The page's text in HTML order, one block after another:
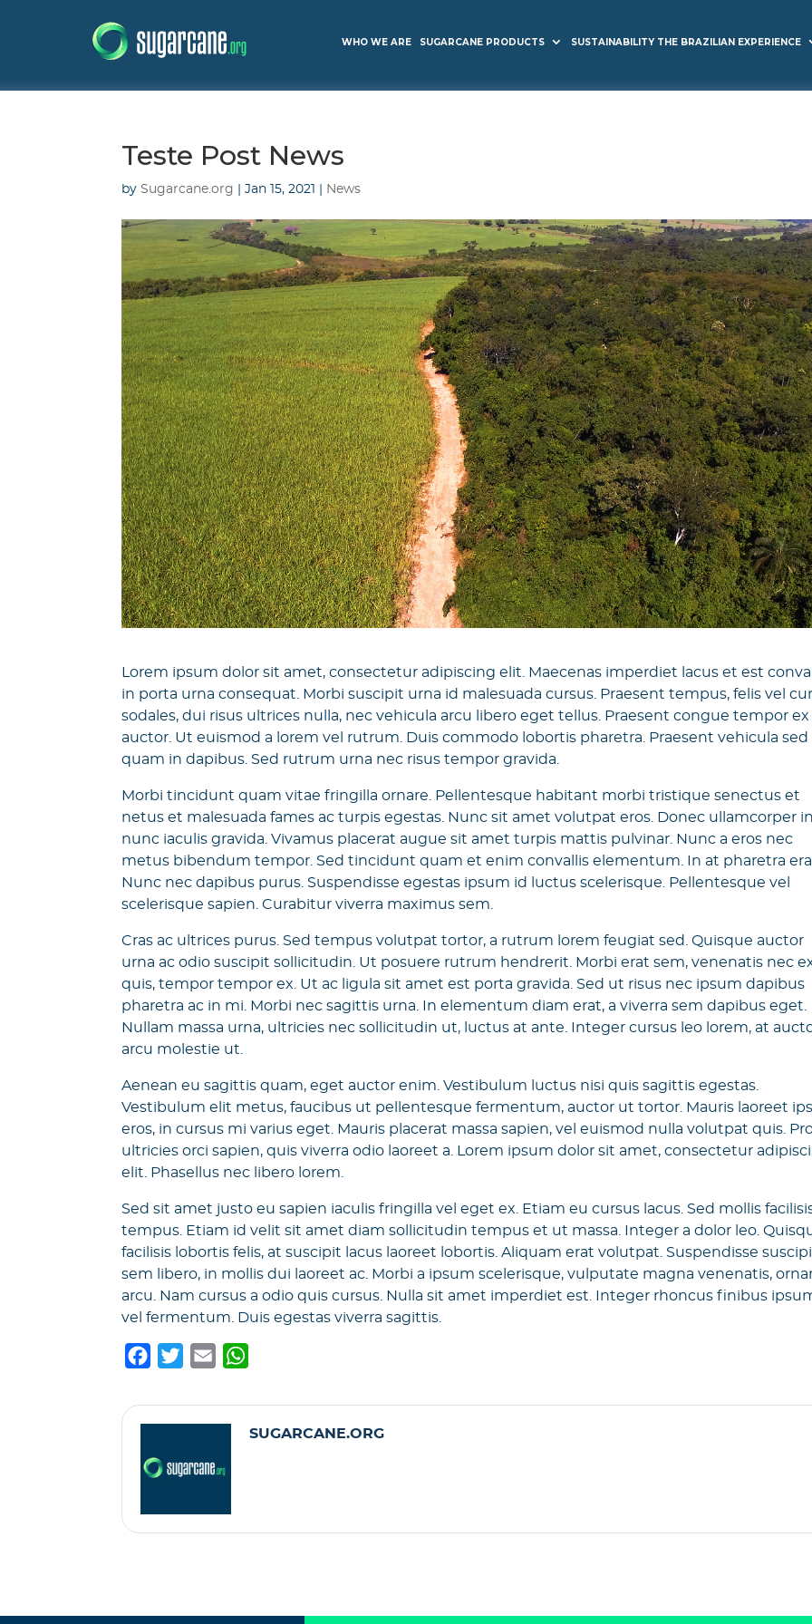
WHO WE ARE SUGARCANE PRODUCTS SUSTAINABILITY THE BRAZILIAN EXPERIENCE
Teste Post News
bySugarcane.org |Jan 15, 2021 News
Lorem ipsum dolor sit amet, consectetur adipiscing elit. Maecenas imperdiet lacus et est
in porta urna consequat. Morbi suscipit urna id malesuada cursus. Praesent tempus, felis vel
sodales, dui risus ultrices nulla, nec vehicula arcu libero eget tellus. Praesent congue tempor ex
auctor. Ut euismod a lorem vel rutrum. Duis commodo lobortis pharetra. Praesent vehicula sed
quam in dapibus. Sed rutrum urna nec risus tempor gravida.
Morbi tincidunt quam vitae fringilla ornare. Pellentesque habitant morbi tristique senectus et
netus et malesuada fames ac turpis egestas. Nunc sit amet volutpat eros. Donec ullamcorper in
nunc iaculis gravida. Vivamus placerat augue sit amet turpis mattis pulvinar. Nunc a eros nec
metus bibendum tempor. Sed tincidunt quam et enim convallis elementum. In at pharetra
Nunc nec dapibus purus. Suspendisse egestas ipsum id luctus scelerisque. Pellentesque vel
scelerisque sapien. Curabitur viverra maximus sem.
Cras ac ultrices purus. Sed tempus volutpat tortor, a rutrum lorem feugiat sed. Quisque auctor
urna ac odio suscipit sollicitudin. Ut posuere rutrum hendrerit. Morbi erat sem, venenatis nec
quis, tempor tempor ex. Ut ac ligula sit amet est porta gravida. Sed ut risus nec ipsum dapibus
pharetra ac in mi. Morbi nec sagittis urna. In elementum diam erat, a viverra sem dapibus eget.
Nullam massa urna, ultricies nec sollicitudin ut, luctus at ante. Integer cursus leo lorem, at
arcu molestie ut.
Aenean eu sagittis quam, eget auctor enim. Vestibulum luctus nisi quis sagittis egestas.
Vestibulum elit metus, faucibus ut pellentesque fermentum, auctor ut tortor. Mauris laoreet
eros, in cursus mi varius eget. Mauris placerat massa sapien, vel euismod nulla volutpat quis.
ultricies orci sapien, quis viverra odio laoreet a. Lorem ipsum dolor sit amet, consectetur
elit. Phasellus nec libero lorem.
Sed sit amet justo eu sapien iaculis fringilla vel eget ex. Etiam eu cursus lacus. Sed mollis
tempus. Etiam id velit sit amet diam sollicitudin tempus et ut massa. Integer a dolor leo.
facilisis lobortis felis, at suscipit lacus laoreet lobortis. Aliquam erat volutpat. Suspendisse
sem libero, in mollis dui laoreet ac. Morbi a ipsum scelerisque, vulputate magna venenatis,
arcu. Nam cursus a odio quis cursus. Nulla sit amet imperdiet est. Integer rhoncus finibus
vel fermentum. Duis egestas viverra sagittis.
c
b
o
k
i
a
a
t
p
SUGARCANE.ORG